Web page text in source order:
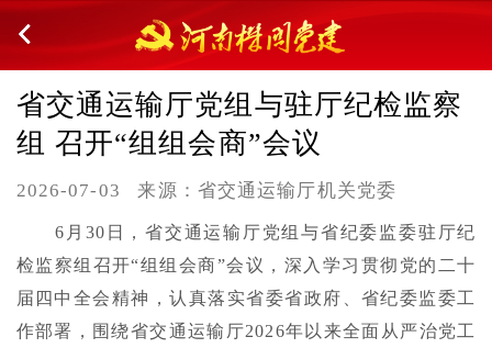
省交通运输厅党组与驻厅纪检监察
组 召开“组组会商”会议
2026-07-03 来源：省交通运输厅机关党委
6月30日，省交通运输厅党组与省纪委监委驻厅纪
检监察组召开“组组会商”会议，深入学习贯彻党的二十
届四中全会精神，认真落实省委省政府、省纪委监委工
作部署，围绕省交通运输厅2026年以来全面从严治党工